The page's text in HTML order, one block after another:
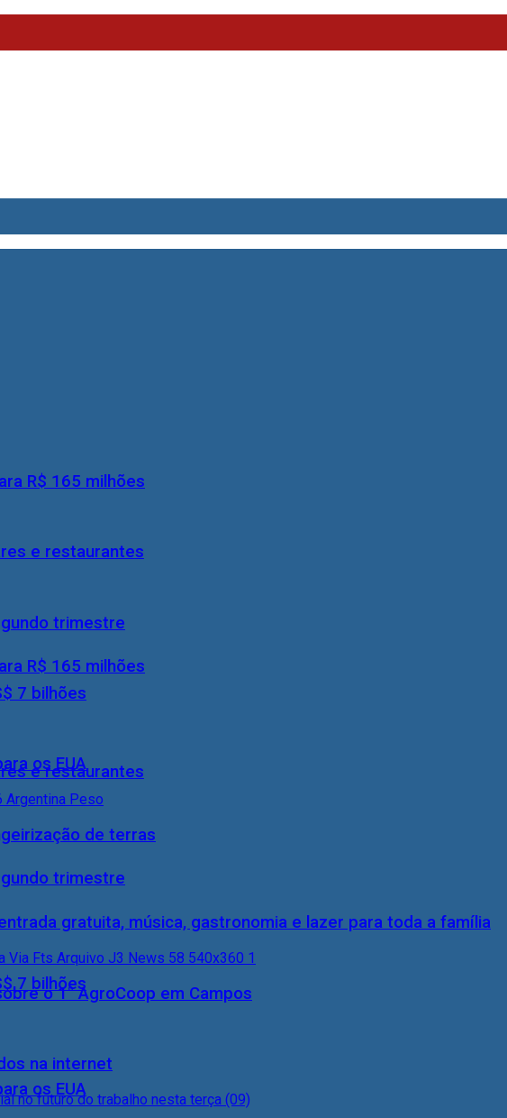
R$ 165 milhões
e restaurantes
trimestre
7 bilhões
os EUA
R$ 165 milhões
e restaurantes
trimestre
7 bilhões
os EUA
de terras
gratuita, música, gastronomia e lazer para toda a família
o 1° AgroCoop em Campos
na internet